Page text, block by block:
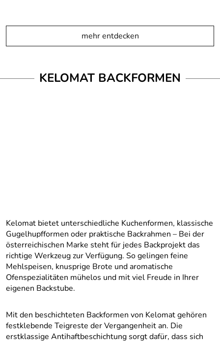
mehr entdecken
KELOMAT BACKFORMEN
Kelomat bietet unterschiedliche Kuchenformen, klassische
Gugelhupfformen oder praktische Backrahmen – Bei der
österreichischen Marke steht für jedes Backprojekt das
richtige Werkzeug zur Verfügung. So gelingen feine
Mehlspeisen, knusprige Brote und aromatische
Ofenspezialitäten mühelos und mit viel Freude in Ihrer
eigenen Backstube.
Mit den beschichteten Backformen von Kelomat gehören
festklebende Teigreste der Vergangenheit an. Die
erstklassige Antihaftbeschichtung sorgt dafür, dass sich